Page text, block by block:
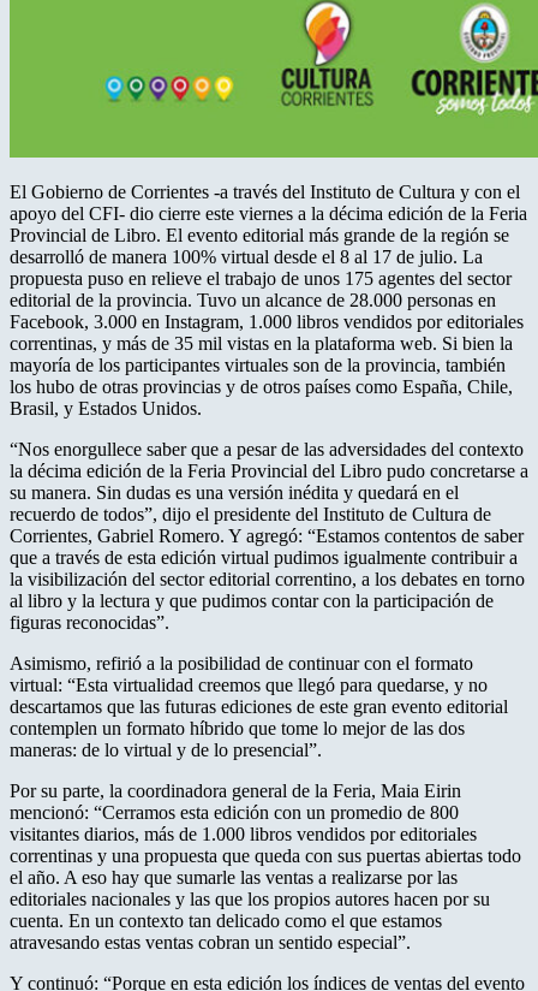
El Gobierno de Corrientes -a través del Instituto de Cultura y con el
apoyo del CFI- dio cierre este viernes a la décima edición de la Feria
Provincial de Libro. El evento editorial más grande de la región se
desarrolló de manera 100% virtual desde el 8 al 17 de julio. La
propuesta puso en relieve el trabajo de unos 175 agentes del sector
editorial de la provincia. Tuvo un alcance de 28.000 personas en
Facebook, 3.000 en Instagram, 1.000 libros vendidos por editoriales
correntinas, y más de 35 mil vistas en la plataforma web. Si bien la
mayoría de los participantes virtuales son de la provincia, también
los hubo de otras provincias y de otros países como España, Chile,
Brasil, y Estados Unidos.
“Nos enorgullece saber que a pesar de las adversidades del contexto
la décima edición de la Feria Provincial del Libro pudo concretarse a
su manera. Sin dudas es una versión inédita y quedará en el
recuerdo de todos”, dijo el presidente del Instituto de Cultura de
Corrientes, Gabriel Romero. Y agregó: “Estamos contentos de saber
que a través de esta edición virtual pudimos igualmente contribuir a
la visibilización del sector editorial correntino, a los debates en torno
al libro y la lectura y que pudimos contar con la participación de
figuras reconocidas”.
Asimismo, refirió a la posibilidad de continuar con el formato
virtual: “Esta virtualidad creemos que llegó para quedarse, y no
descartamos que las futuras ediciones de este gran evento editorial
contemplen un formato híbrido que tome lo mejor de las dos
maneras: de lo virtual y de lo presencial”.
Por su parte, la coordinadora general de la Feria, Maia Eirin
mencionó: “Cerramos esta edición con un promedio de 800
visitantes diarios, más de 1.000 libros vendidos por editoriales
correntinas y una propuesta que queda con sus puertas abiertas todo
el año. A eso hay que sumarle las ventas a realizarse por las
editoriales nacionales y las que los propios autores hacen por su
cuenta. En un contexto tan delicado como el que estamos
atravesando estas ventas cobran un sentido especial”.
Y continuó: “Porque en esta edición los índices de ventas del evento